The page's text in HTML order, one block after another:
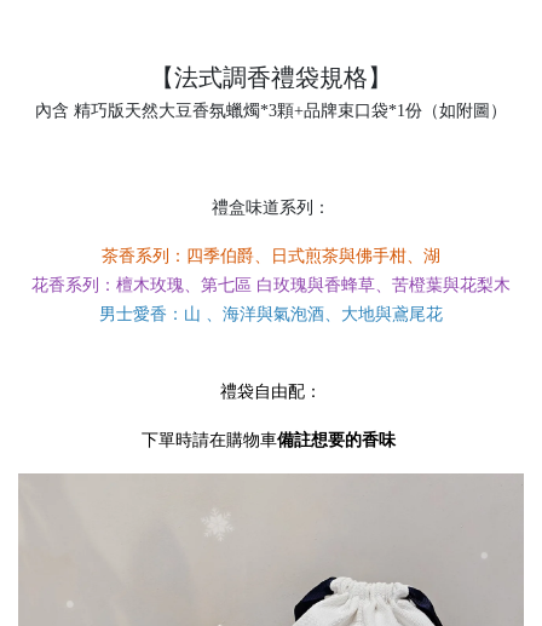
【法式調香禮袋規格】
內含 精巧版天然大豆香氛蠟燭*3顆+品牌束口袋*1份（如附圖）
禮盒味道系列：
茶香系列：四季伯爵、日式煎茶與佛手柑、湖
花香系列：檀木玫瑰、第七區 白玫瑰與香蜂草、苦橙葉與花梨木
男士愛香：山 、海洋與氣泡酒、大地與鳶尾花
禮袋自由配：
下單時請在購物車備註想要的香味